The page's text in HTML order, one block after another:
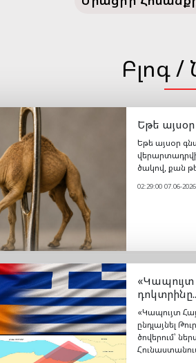
Բլոգ /
Եթե
Եթե այսօր
ծակով, քան
02:29:00 07.06-
«Կապույտ
ընդլայնել
ծովերում՝